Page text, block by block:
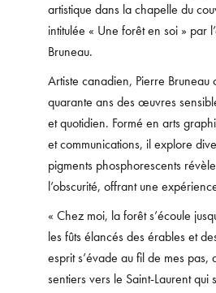
artistique dans la chapelle du
intitulée « Une forêt en soi » par
Bruneau.
Artiste canadien, Pierre Bruneau
quarante ans des œuvres
et quotidien. Formé en arts
et communications, il explore
pigments phosphorescents
l’obscurité, offrant une
« Chez moi, la forêt s’écoule
les fûts élancés des érables et
esprit s’évade au fil de mes pas,
sentiers vers le Saint-Laurent qui